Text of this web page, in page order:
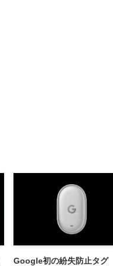
Google初の紛失防止タグ